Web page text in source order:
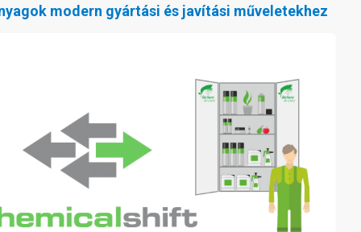
modern gyártási és javítási műveletekhez